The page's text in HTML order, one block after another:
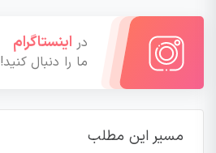
در اینستاگرام
ما را دنبال کنید!
مسیر این مطلب